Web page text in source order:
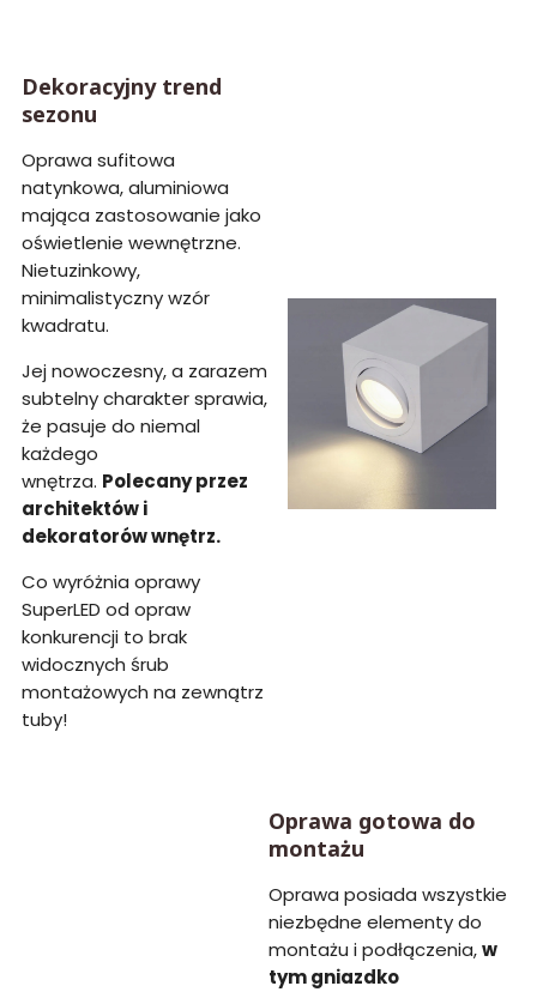
Dekoracyjny trend
sezonu
Oprawa sufitowa
natynkowa, aluminiowa
mająca zastosowanie jako
oświetlenie wewnętrzne.
Nietuzinkowy,
minimalistyczny wzór
kwadratu.
Jej nowoczesny, a zarazem
subtelny charakter sprawia,
że pasuje do niemal
każdego
wnętrza. Polecany przez
architektów i
dekoratorów wnętrz.
Co wyróżnia oprawy
SuperLED od opraw
konkurencji to brak
widocznych śrub
montażowych na zewnątrz
tuby!
Oprawa gotowa do
montażu
Oprawa posiada wszystkie
niezbędne elementy do
montażu i podłączenia,w
tym gniazdko